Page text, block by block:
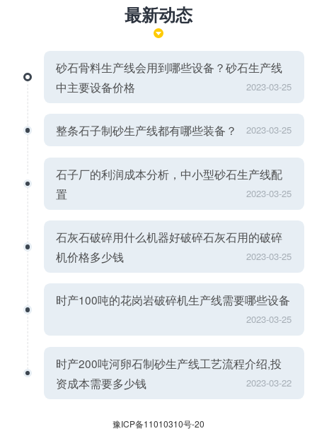
最新动态
砂石骨料生产线会用到哪些设备？砂石生产线
中主要设备价格
2023-03-25
整条石子制砂生产线都有哪些装备？ 2023-03-25
石子厂的利润成本分析，中小型砂石生产线配
置
2023-03-25
石灰石破碎用什么机器好破碎石灰石用的破碎
机价格多少钱
2023-03-25
时产100吨的花岗岩破碎机生产线需要哪些设备
2023-03-25
时产200吨河卵石制砂生产线工艺流程介绍,投
资成本需要多少钱
2023-03-22
豫ICP备11010310号-20